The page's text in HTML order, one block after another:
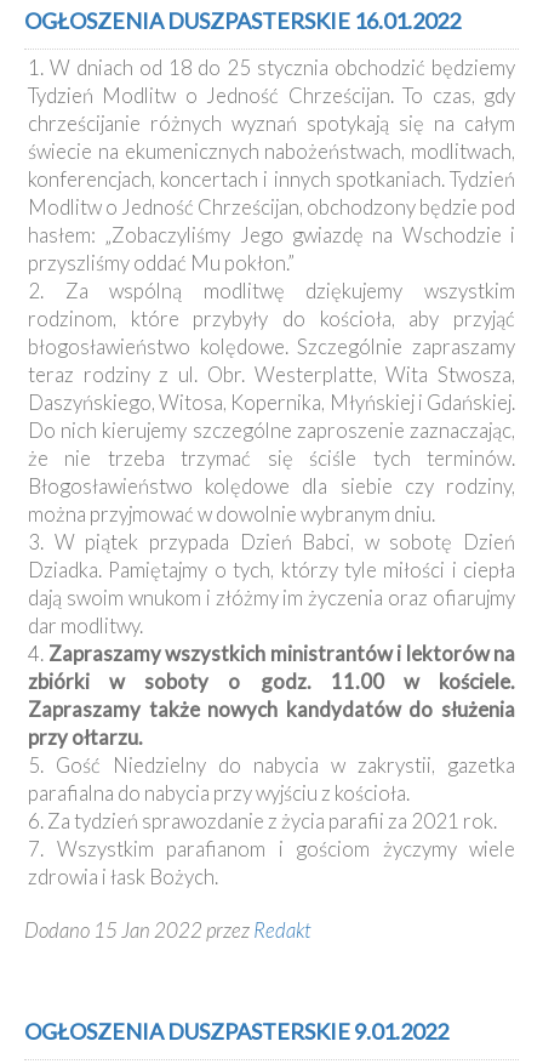
Kancelaria
Galeria
Dekanat
Nowy
Staw
Kapituła
Kolegiacka
Duszpasterze
Polecane
strony
Małoletnich
OGŁOSZENIA DUSZPASTERSKIE 16.01.2022
1. W dniach od 18 do 25 stycznia obchodzić będziemy
Tydzień Modlitw o Jedność Chrześcijan. To czas, gdy
chrześcijanie różnych wyznań spotykają się na całym
świecie na ekumenicznych nabożeństwach, modlitwach,
konferencjach, koncertach i innych spotkaniach. Tydzień
Modlitw o Jedność Chrześcijan, obchodzony będzie pod
hasłem: „Zobaczyliśmy Jego gwiazdę na Wschodzie i
przyszliśmy oddać Mu pokłon.”
2. Za wspólną modlitwę dziękujemy wszystkim
rodzinom, które przybyły do kościoła, aby przyjąć
błogosławieństwo kolędowe. Szczególnie zapraszamy
teraz rodziny z ul. Obr. Westerplatte, Wita Stwosza,
Daszyńskiego, Witosa, Kopernika, Młyńskiej i Gdańskiej.
Do nich kierujemy szczególne zaproszenie zaznaczając,
że nie trzeba trzymać się ściśle tych terminów.
Błogosławieństwo kolędowe dla siebie czy rodziny,
można przyjmować w dowolnie wybranym dniu.
3. W piątek przypada Dzień Babci, w sobotę Dzień
Dziadka. Pamiętajmy o tych, którzy tyle miłości i ciepła
dają swoim wnukom i złóżmy im życzenia oraz ofiarujmy
dar modlitwy.
4. Zapraszamy wszystkich ministrantów i lektorów na
zbiórki w soboty o godz. 11.00 w kościele.
Zapraszamy także nowych kandydatów do służenia
przy ołtarzu.
5. Gość Niedzielny do nabycia w zakrystii, gazetka
parafialna do nabycia przy wyjściu z kościoła.
6. Za tydzień sprawozdanie z życia parafii za 2021 rok.
7. Wszystkim parafianom i gościom życzymy wiele
zdrowia i łask Bożych.
Dodano 15 Jan 2022 przezRedakt
OGŁOSZENIA DUSZPASTERSKIE 9.01.2022